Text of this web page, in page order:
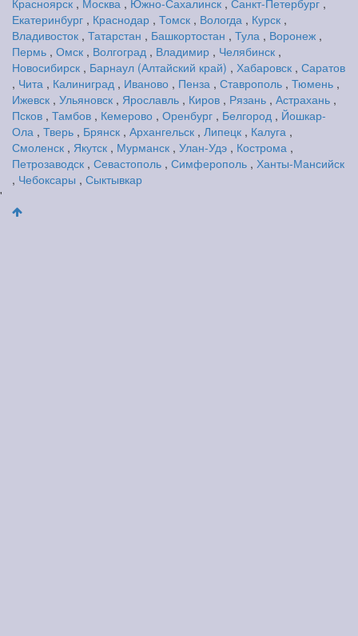
Красноярск , Москва , Южно-Сахалинск , Санкт-Петербург ,
Екатеринбург , Краснодар , Томск , Вологда , Курск ,
Владивосток , Татарстан , Башкортостан , Тула , Воронеж ,
Пермь , Омск , Волгоград , Владимир , Челябинск ,
Новосибирск , Барнаул (Алтайский край) , Хабаровск , Саратов
, Чита , Калиниград , Иваново , Пенза , Ставрополь , Тюмень ,
Ижевск , Ульяновск , Ярославль , Киров , Рязань , Астрахань ,
Псков , Тамбов , Кемерово , Оренбург , Белгород , Йошкар-
Ола , Тверь , Брянск , Архангельск , Липецк , Калуга ,
Смоленск , Якутск , Мурманск , Улан-Удэ , Кострома ,
Петрозаводск , Севастополь , Симферополь , Ханты-Мансийск
, Чебоксары , Сыктывкар
'